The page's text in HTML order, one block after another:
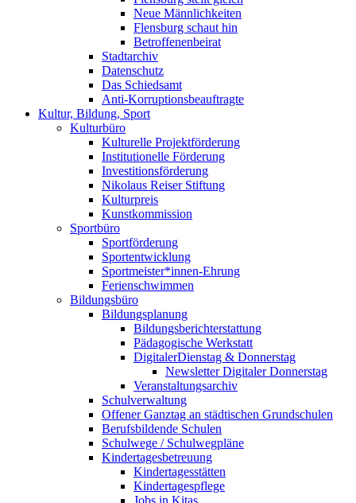
Neue Männlichkeiten
Flensburg schaut hin
Betroffenenbeirat
Stadtarchiv
Datenschutz
Das Schiedsamt
Anti-Korruptionsbeauftragte
Kultur, Bildung, Sport
Kulturbüro
Kulturelle Projektförderung
Institutionelle Förderung
Investitionsförderung
Nikolaus Reiser Stiftung
Kulturpreis
Kunstkommission
Sportbüro
Sportförderung
Sportentwicklung
Sportmeister*innen-Ehrung
Ferienschwimmen
Bildungsbüro
Bildungsplanung
Bildungsberichterstattung
Pädagogische Werkstatt
DigitalerDienstag & Donnerstag
Newsletter Digitaler Donnerstag
Veranstaltungsarchiv
Schulverwaltung
Offener Ganztag an städtischen Grundschulen
Berufsbildende Schulen
Schulwege / Schulwegpläne
Kindertagesbetreuung
Kindertagesstätten
Kindertagespflege
Jobs in Kitas